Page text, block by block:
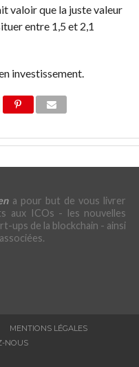
valoir que la juste valeur
entre 1,5 et 2,1
investissement.
a pour but de vous livrer
aux ICOs - les nouvelles
ups de la blockchain - ainsi
MENTIONS LÉGALES
NOUS